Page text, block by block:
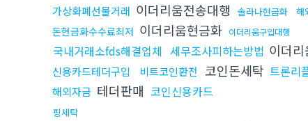
가상화폐선물거래 이더리움전송대행 솔라나현금화 해
돈현금화수수료최저 이더리움현금화 이더리움구입대행
국내거래소fds해결업체 세무조사피하는방법 이더
신용카드테더구입 비트코인환전 코인돈세탁 트론리
해외자금 테더판매 코인신용카드
핑세탁